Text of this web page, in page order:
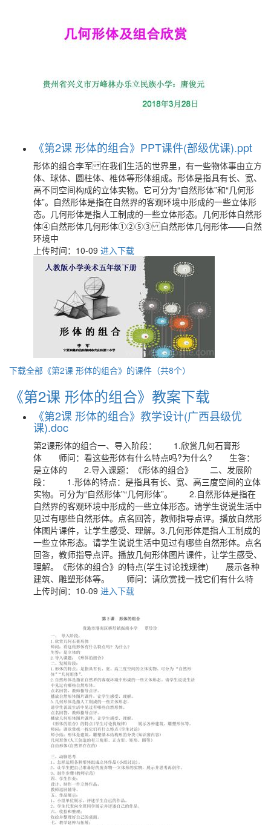
《第2课 形体的组合》PPT课件(部级优课).ppt
形体的组合李军 在我们生活的世界里，有一些物体事由立方
体、球体、圆柱体、椎体等形体组成。形体是指具有长、宽、
高不同空间构成的立体实物。它可分为“自然形体”和“几何形
体”。自然形体是指在自然界的客观环境中形成的一些立体形
态。几何形体是指人工制成的一些立体形态。几何形体自然形
体④自然形体几何形体①②⑤③ 自然形体几何形体——自然
环境中
上传时间：10-09 进入下载
下载全部《第2课 形体的组合》的课件（共8个）
《第2课 形体的组合》教案下载
《第2课 形体的组合》教学设计(广西县级优
课).doc
第2课形体的组合一、导入阶段： 1.欣赏几何石膏形
体 师问：看这些形体有什么特点吗?为什么? 生答：
是立体的 2.导入课题：《形体的组合》 二、发展阶
段： 1.形体的特点：是指具有长、宽、高三度空间的立体
实物。可分为“自然形体”“几何形体”。 2.自然形体是指在
自然界的客观环境中形成的一些立体形态。请学生说说生活中
见过有哪些自然形体。点名回答，教师指导点评。播放自然形
体图片课件，让学生感受、理解。3.几何形体是指人工制成的
一些立体形态。请学生说说生活中见过有哪些自然形体。点名
回答，教师指导点评。播放几何形体图片课件，让学生感受、
理解。《形体的组合》的特点(学生讨论找规律) 展示各种
建筑、雕塑形体等。 师问：请欣赏找一找它们有什么特
上传时间：10-09 进入下载